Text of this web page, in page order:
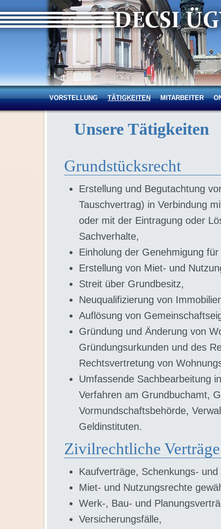
VORSTELLUNG TÄTIGKEITEN MITARBEITER
Unsere Tätigkeiten
Grundstücksrecht
Erstellung und Begutachtung
Tauschvertrag) in Verbindung
oder mit der Eintragung oder
Sachverhalte,
Einholung der Genehmigung
Erstellung von Miet- und
Streit über Grundbesitz,
Neuqualifizierung von
Auflösung von
Gründung und Änderung von
Gründungsurkunden und des
Rechtsvertretung von
Umfassende Sachbearbeitung
Verfahren am Grundbuchamt,
Vormundschaftsbehörde,
Geldinstituten.
Zivilrechtliche Verträge
Kaufverträge, Schenkungs-
Miet- und Nutzungsrechte
Werk-, Bau- und
Versicherungsfälle,